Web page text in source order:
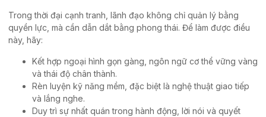
Trong thời đại cạnh tranh, lãnh đạo không chỉ quản lý bằng
quyền lực, mà cần dẫn dắt bằng phong thái. Để làm được điều
này, hãy:
Kết hợp ngoại hình gọn gàng, ngôn ngữ cơ thể vững vàng
và thái độ chân thành.
Rèn luyện kỹ năng mềm, đặc biệt là nghệ thuật giao tiếp
và lắng nghe.
Duy trì sự nhất quán trong hành động, lời nói và quyết